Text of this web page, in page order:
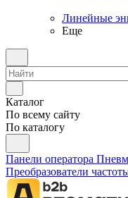
Линейные
Еще
Каталог
По всему сайту
По каталогу
Панели оператора
Преобразователи